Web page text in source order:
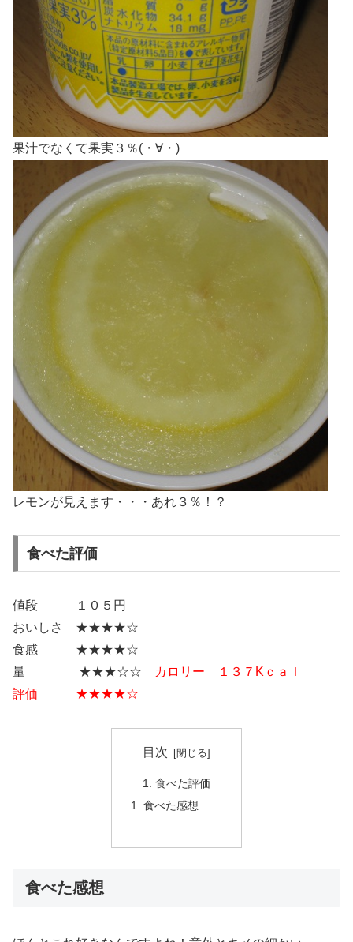
果汁でなくて果実３％(・∀・)
レモンが見えます・・・あれ３％！？
食べた評価
値段 １０５円
おいしさ ★★★★☆
食感 ★★★★☆
量 ★★★☆☆
カロリー １３７Kｃａｌ
評価 ★★★★☆
目次
食べた評価
食べた感想
食べた感想